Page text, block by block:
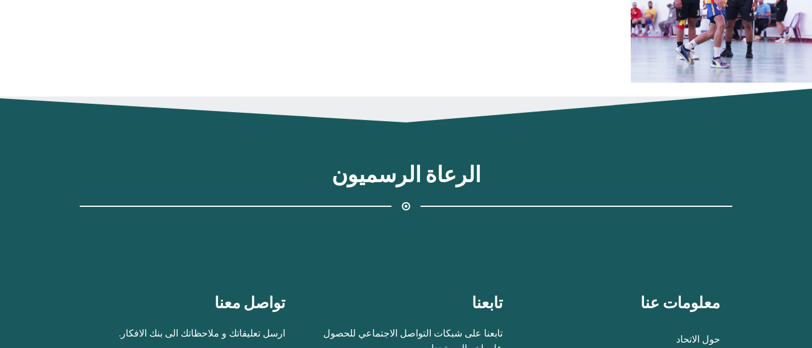
الرعاة الرسميون
معلومات عنا
حول الاتحاد
تابعنا
تابعنا على شبكات التواصل الاجتماعي للحصول
تواصل معنا
ارسل تعليقاتك و ملاحظاتك الى بنك الافكار.